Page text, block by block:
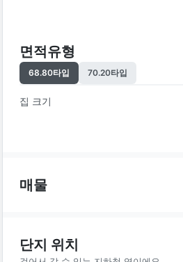
면적유형
68.80타입 70.20타입
집 크기
매물
단지 위치